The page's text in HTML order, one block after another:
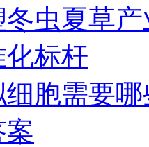
虫夏草
标杆
胞需要
案